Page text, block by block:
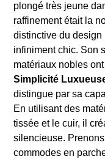
plongé très jeune
raffinement était la
distinctive du design
infiniment chic. Son
matériaux nobles
Simplicité
distingue par sa
En utilisant des
tissée et le cuir, il
silencieuse.
commodes en